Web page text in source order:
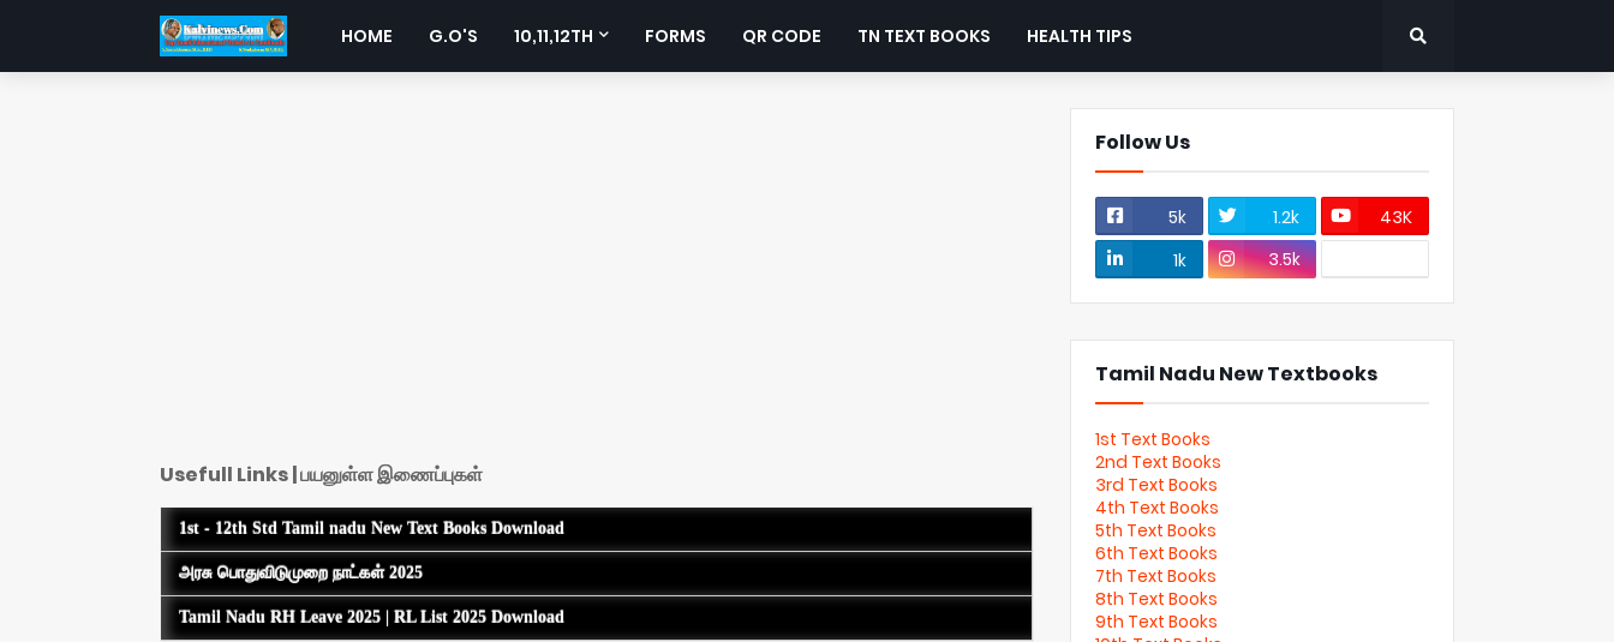
HOME G.O'S 10,11,12TH FORMS QR CODE TN TEXT BOOKS HEALTH TIPS
Usefull Links | பயனுள்ள இணைப்புகள்
1st - 12th Std Tamil nadu New Text Books Download
அரசு பொதுவிடுமுறை நாட்கள் 2025
Tamil Nadu RH Leave 2025 | RL List 2025 Download
Follow Us
5k 1.2k
43K
1k
3.5k
Tamil Nadu New Textbooks
1st Text Books
2nd Text Books
3rd Text Books
4th Text Books
5th Text Books
6th Text Books
7th Text Books
8th Text Books
9th Text Books